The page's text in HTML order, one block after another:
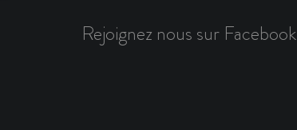
Rejoignez nous sur Facebook